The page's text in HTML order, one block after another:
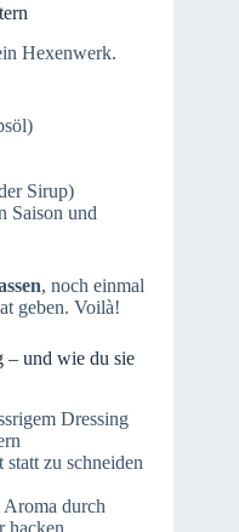
Hexenwerk.
Sirup)
Saison und
, noch einmal
geben. Voilà!
– und wie du sie
Dressing
statt zu schneiden
Aroma durch